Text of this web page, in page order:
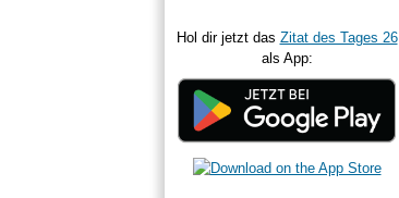
Hol dir jetzt das Zitat des Tages 26
als App: